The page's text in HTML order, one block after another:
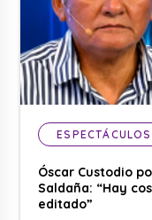
ESPECTÁCULOS
Óscar Custodio
Saldaña: “Hay
editado”